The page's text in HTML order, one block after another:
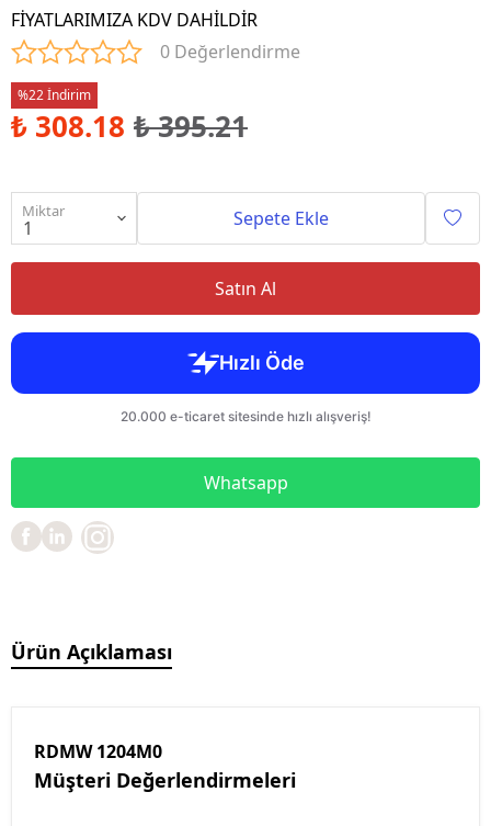
FİYATLARIMIZA KDV DAHİLDİR
0 Değerlendirme
%22 İndirim
₺ 308.18 ₺ 395.21
Miktar Sepete Ekle
Satın Al
Whatsapp
Ürün Açıklaması
RDMW 1204M0
Müşteri Değerlendirmeleri